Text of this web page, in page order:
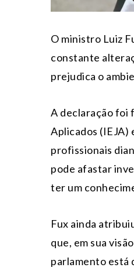
O ministro Luiz
constante
prejudica o
A declaração foi
Aplicados (IEJA)
profissionais
pode afastar
ter um
Fux ainda
que, em sua
parlamento está